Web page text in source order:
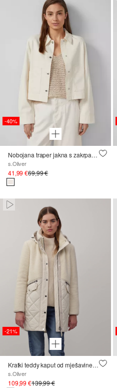
-40%
Nobojana traper jakna s zakrpama
s.Oliver
41,99 €69,99 €
Paused • Muted
-21%
Kratki teddy kaput od mješavine tkanina
s.Oliver
109,99 €139,99 €